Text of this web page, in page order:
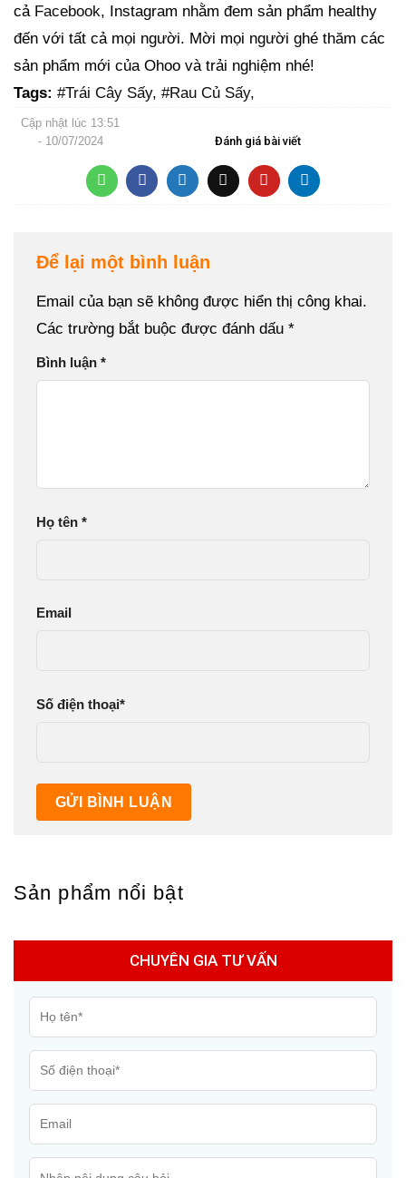
cả Facebook, Instagram nhằm đem sản phẩm healthy
đến với tất cả mọi người. Mời mọi người ghé thăm các
sản phẩm mới của Ohoo và trải nghiệm nhé!
Tags: #Trái Cây Sấy, #Rau Củ Sấy,
Cập nhật lúc 13:51
- 10/07/2024
Đánh giá bài viết
Để lại một bình luận
Email của bạn sẽ không được hiển thị công khai.
Các trường bắt buộc được đánh dấu *
Bình luận *
Họ tên *
Email
Số điện thoại*
Sản phẩm nổi bật
CHUYÊN GIA TƯ VẤN